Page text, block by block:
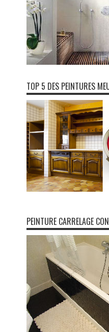
TOP 5 DES PEINTURES
PEINTURE CARRELAGE